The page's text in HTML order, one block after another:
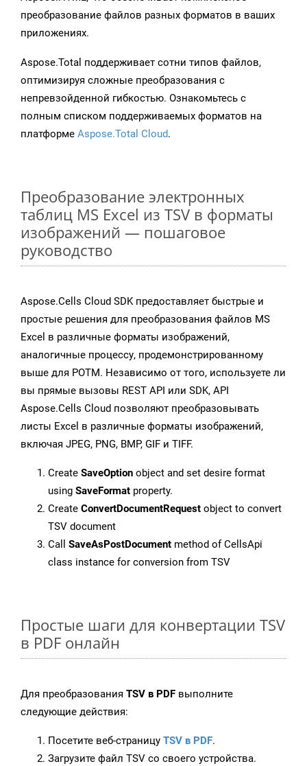
преобразование файлов разных форматов в ваших
приложениях.
Aspose.Total поддерживает сотни типов файлов,
оптимизируя сложные преобразования с
непревзойденной гибкостью. Ознакомьтесь с
полным списком поддерживаемых форматов на
платформе Aspose.Total Cloud.
Преобразование электронных
таблиц MS Excel из TSV в форматы
изображений — пошаговое
руководство
Aspose.Cells Cloud SDK предоставляет быстрые и
простые решения для преобразования файлов MS
Excel в различные форматы изображений,
аналогичные процессу, продемонстрированному
выше для POTM. Независимо от того, используете ли
вы прямые вызовы REST API или SDK, API
Aspose.Cells Cloud позволяют преобразовывать
листы Excel в различные форматы изображений,
включая JPEG, PNG, BMP, GIF и TIFF.
Create SaveOption object and set desire format
using SaveFormat property.
Create ConvertDocumentRequest object to convert
TSV document
Call SaveAsPostDocument method of CellsApi
class instance for conversion from TSV
Простые шаги для конвертации TSV
в PDF онлайн
Для преобразования TSV в PDF выполните
следующие действия:
Посетите веб-страницу TSV в PDF.
Загрузите файл TSV со своего устройства.